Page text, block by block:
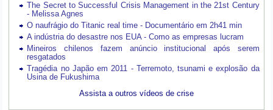
The Secret to Successful Crisis Management in the 21st Century
- Melissa Agnes
O naufrágio do Titanic real time - Documentário em 2h41 min
A indústria do desastre nos EUA - Como as empresas lucram
Mineiros chilenos fazem anúncio institucional após serem
resgatados
Tragédia no Japão em 2011 - Terremoto, tsunami e explosão da
Usina de Fukushima
Assista a outros vídeos de crise